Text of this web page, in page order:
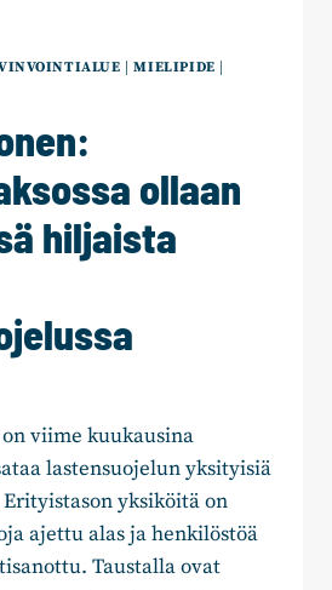
|MIELIPIDE |
ollaan
hiljaista
viime kuukausina
lastensuojelun yksityisiä
yksiköitä on
ajettu alas ja henkilöstöä
Taustalla ovat